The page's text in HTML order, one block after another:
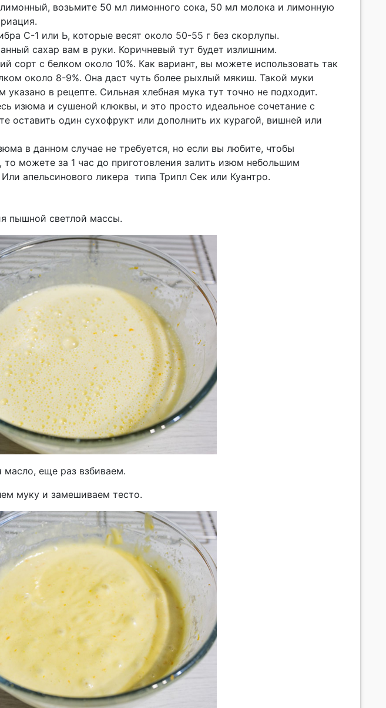
лимонный, возьмите 50 мл лимонного сока, 50 мл молока и лимонную
С-1 или Ь, которые весят около 50-55 г без скорлупы.
сахар вам в руки. Коричневый тут будет излишним.
сорт с белком около 10%. Как вариант, вы можете использовать так
около 8-9%. Она даст чуть более рыхлый мякиш. Такой муки
указано в рецепте. Сильная хлебная мука тут точно не подходит.
изюма и сушеной клюквы, и это просто идеальное сочетание с
оставить один сухофрукт или дополнить их курагой, вишней или
в данном случае не требуется, но если вы любите, чтобы
можете за 1 час до приготовления залить изюм небольшим
апельсинового ликера типа Трипл Сек или Куантро.
пышной светлой массы.
еще раз взбиваем.
муку и замешиваем тесто.